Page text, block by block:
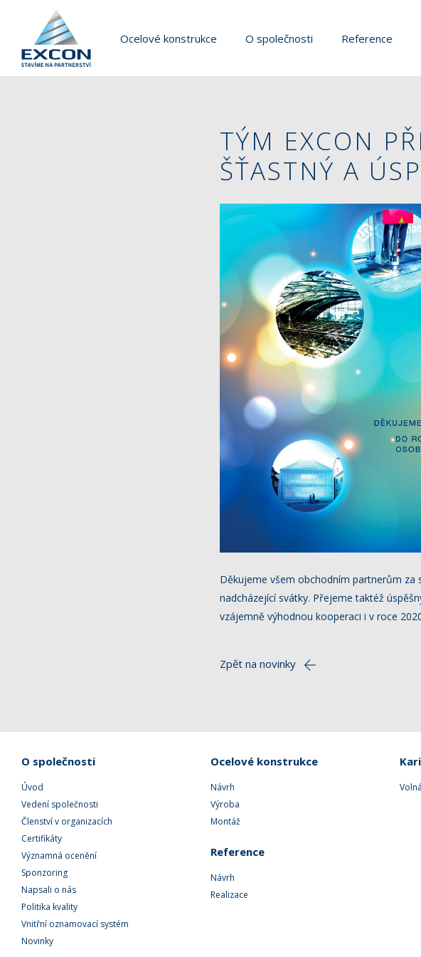
Ocelové konstrukce O společnosti Reference
TÝM EXCON
ŠŤASTNÝ A
Děkujeme všem obchodním partnerům za
nadcházející svátky. Přejeme taktéž
vzájemně výhodnou kooperaci i v roce
Zpět na novinky
O společnosti
Úvod
Vedení společnosti
Členství v organizacích
Certifikáty
Významná ocenění
Sponzoring
Napsali o nás
Politika kvality
Vnitřní oznamovací systém
Novinky
Ocelové konstrukce
Návrh
Výroba
Montáž
Reference
Návrh
Realizace